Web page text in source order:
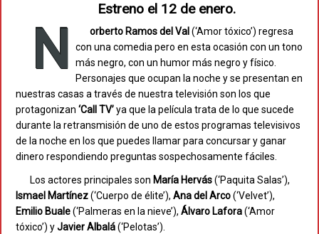
Estreno el 12 de enero.
N orberto Ramos del Val (‘Amor tóxico’) regresa
con una comedia pero en esta ocasión con un tono
más negro, con un humor más negro y físico.
Personajes que ocupan la noche y se presentan en
nuestras casas a través de nuestra televisión son los que
protagonizan ‘Call TV’ya que la película trata de lo que sucede
durante la retransmisión de uno de estos programas televisivos
de la noche en los que puedes llamar para concursar y ganar
dinero respondiendo preguntas sospechosamente fáciles.
Los actores principales son María Hervás(‘Paquita Salas’),
Ismael Martínez(‘Cuerpo de élite’), Ana del Arco(‘Velvet’),
Emilio Buale(‘Palmeras en la nieve’), Álvaro Lafora(‘Amor
tóxico’) yJavier Albalá(‘Pelotas’).